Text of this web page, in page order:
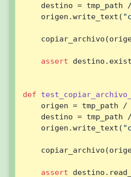
destino = tmp_path
    origen.write_text(
assert
def
    origen = tmp_path /
destino = tmp_path
    origen.write_text(
assert